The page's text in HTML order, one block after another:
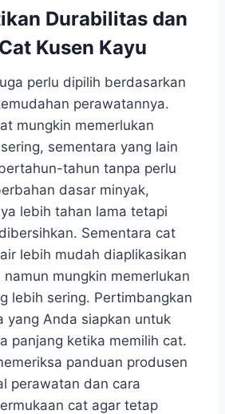
Durabilitas dan
Kusen Kayu
perlu dipilih berdasarkan
perawatannya.
mungkin memerlukan
sementara yang lain
tahun tanpa perlu
dasar minyak,
lebih tahan lama tetapi
Sementara cat
lebih mudah diaplikasikan
mungkin memerlukan
lebih sering. Pertimbangkan
yang Anda siapkan untuk
panjang ketika memilih cat.
panduan produsen
perawatan dan cara
cat agar tetap